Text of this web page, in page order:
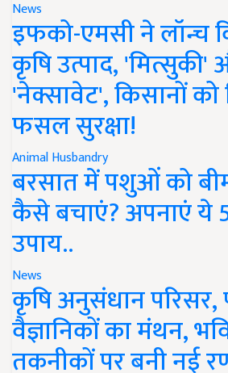
News
इफको-एमसी ने लॉन्च
कृषि उत्पाद, 'मित्सुकी'
'नेक्सावेट', किसानों को
फसल सुरक्षा!
Animal Husbandry
बरसात में पशुओं को
कैसे बचाएं? अपनाएं ये
उपाय..
News
कृषि अनुसंधान परिसर,
वैज्ञानिकों का मंथन,
तकनीकों पर बनी नई